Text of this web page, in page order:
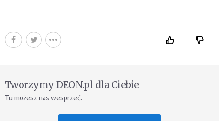
Tworzymy DEON.pl dla Ciebie
Tu możesz nas wesprzeć.